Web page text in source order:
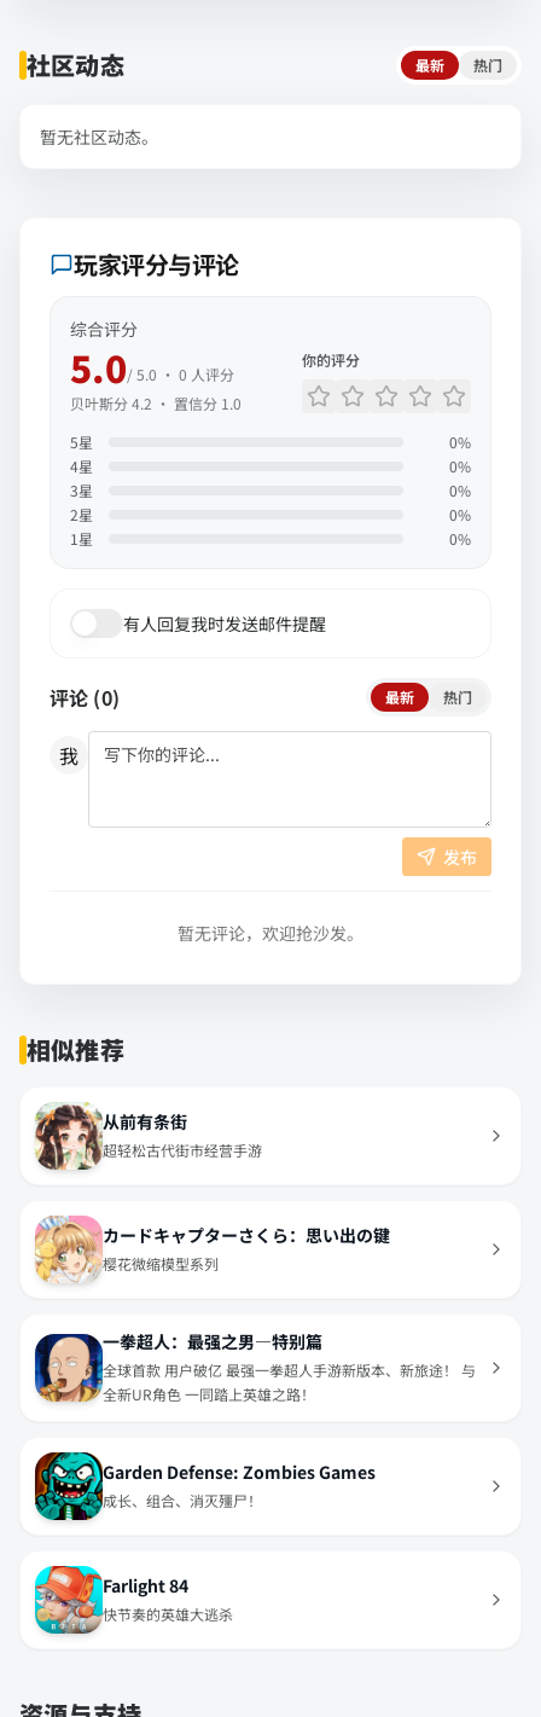
社区动态 最新 热门
暂无社区动态。
玩家评分与评论
综合评分
5.0/ 5.0 · 0 人评分
贝叶斯分4.2 · 置信分 1.0
你的评分
5星 0%
4星 0%
3星 0%
2星 0%
1 星 0%
有人回复我时发送邮件提醒
评论 (0) 最新 热门
我
发布
暂无评论，欢迎抢沙发。
相似推荐
从前有条街
超轻松古代街市经营手游
カードキャプターさくら：思い出の键
樱花微缩模型系列
一拳超人：最强之男—特别篇
全球首款 用户破亿 最强一拳超人手游新版本、新旅途！ 与
全新UR角色 一同踏上英雄之路！
Garden Defense: Zombies Games
成长、组合、消灭殭尸！
Farlight 84
快节奏的英雄大逃杀